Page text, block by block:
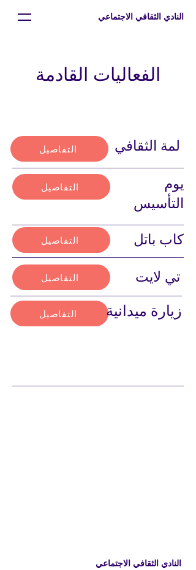
النادي الثقافي الاجتماعي
الفعاليات القادمة
التفاصيل
التفاصيل
يوم
التأسيس
كاب باتل التفاصيل
التفاصيل
التفاصيل زيارة ميدانية
النادي الثقافي الاجتماعي